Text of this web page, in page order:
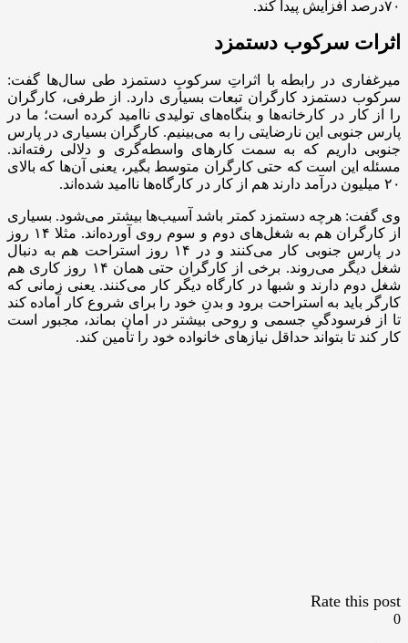
۷۰درصد افزایش پیدا کند.
اثرات سرکوب دستمزد
میرغفاری در رابطه با اثراتِ سرکوبِ دستمزد طی سال‌ها گفت:
سرکوب دستمزد کارگران تبعات بسیاری دارد. از طرفی، کارگران
را از کار در کارخانه‌ها و بنگاه‌های تولیدی ناامید کرده است؛ ما در
پارس جنوبی این نارضایتی را به می‌بینیم. کارگران بسیاری در پارس
جنوبی داریم که به سمت کارهای واسطه‌گری و دلالی رفته‌اند.
مسئله این است که حتی کارگران متوسط بگیر، یعنی آن‌ها که بالای
۲۰ میلیون درآمد دارند هم از کار در کارگاه‌ها ناامید شده‌اند.
وی گفت: هرچه دستمزد کمتر باشد آسیب‌ها بیشتر می‌شود. بسیاری
از کارگران هم به شغل‌های دوم و سوم روی آورده‌اند. مثلا ۱۴ روز
در پارس جنوبی کار می‌کنند و در ۱۴ روز استراحت هم به دنبال
شغل دیگر می‌روند. برخی از کارگران حتی همان ۱۴ روز کاری هم
شغل دوم دارند و شبها در کارگاه دیگر کار می‌کنند. یعنی زمانی که
کارگر باید به استراحت برود و بدنِ خود را برای شروع کار آماده کند
تا از فرسودگیِ جسمی و روحی بیشتر در امان بماند، مجبور است
کار کند تا بتواند حداقل نیازهای خانواده خود را تأمین کند.
Rate this post
0